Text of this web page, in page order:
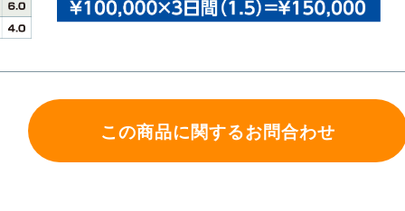
この商品に関するお問合わせ